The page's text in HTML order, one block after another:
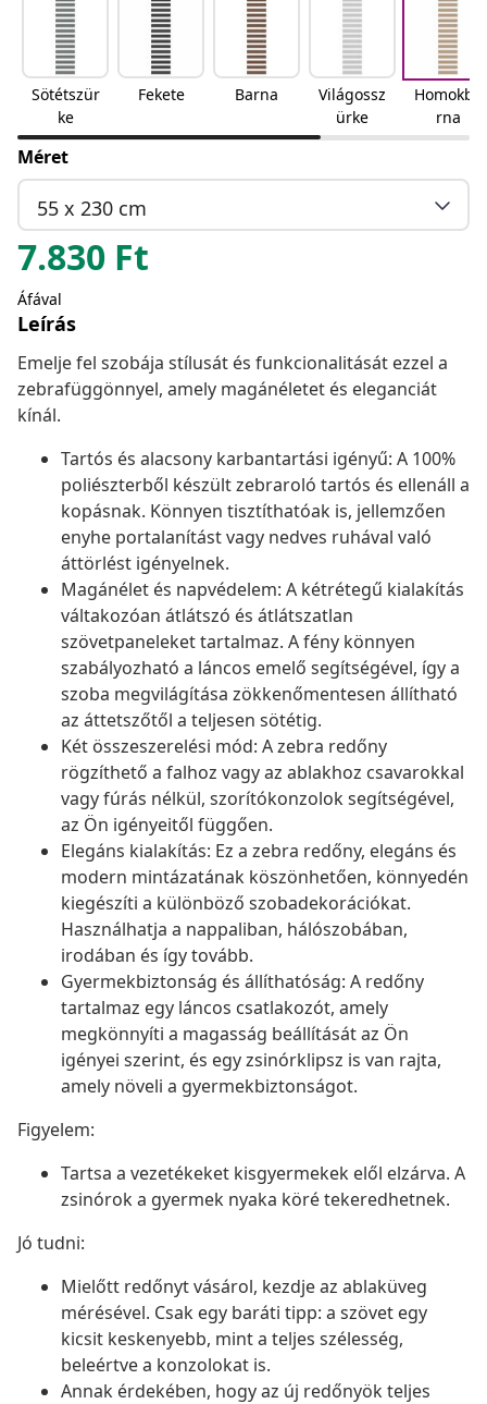
Sötétszür
ke
Fekete Barna
Világossz
ürke
Homokba
rna
Méret
55 x 230 cm
7.830 Ft
Áfával
Leírás
Emelje fel szobája stílusát és funkcionalitását ezzel a
zebrafüggönnyel, amely magánéletet és eleganciát
kínál.
Tartós és alacsony karbantartási igényű: A 100%
poliészterből készült zebraroló tartós és ellenáll a
kopásnak. Könnyen tisztíthatóak is, jellemzően
enyhe portalanítást vagy nedves ruhával való
áttörlést igényelnek.
Magánélet és napvédelem: A kétrétegű kialakítás
váltakozóan átlátszó és átlátszatlan
szövetpaneleket tartalmaz. A fény könnyen
szabályozható a láncos emelő segítségével, így a
szoba megvilágítása zökkenőmentesen állítható
az áttetszőtől a teljesen sötétig.
Két összeszerelési mód: A zebra redőny
rögzíthető a falhoz vagy az ablakhoz csavarokkal
vagy fúrás nélkül, szorítókonzolok segítségével,
az Ön igényeitől függően.
Elegáns kialakítás: Ez a zebra redőny, elegáns és
modern mintázatának köszönhetően, könnyedén
kiegészíti a különböző szobadekorációkat.
Használhatja a nappaliban, hálószobában,
irodában és így tovább.
Gyermekbiztonság és állíthatóság: A redőny
tartalmaz egy láncos csatlakozót, amely
megkönnyíti a magasság beállítását az Ön
igényei szerint, és egy zsinórklipsz is van rajta,
amely növeli a gyermekbiztonságot.
Figyelem:
Tartsa a vezetékeket kisgyermekek elől elzárva. A
zsinórok a gyermek nyaka köré tekeredhetnek.
Jó tudni:
Mielőtt redőnyt vásárol, kezdje az ablaküveg
mérésével. Csak egy baráti tipp: a szövet egy
kicsit keskenyebb, mint a teljes szélesség,
beleértve a konzolokat is.
Annak érdekében, hogy az új redőnyök teljes